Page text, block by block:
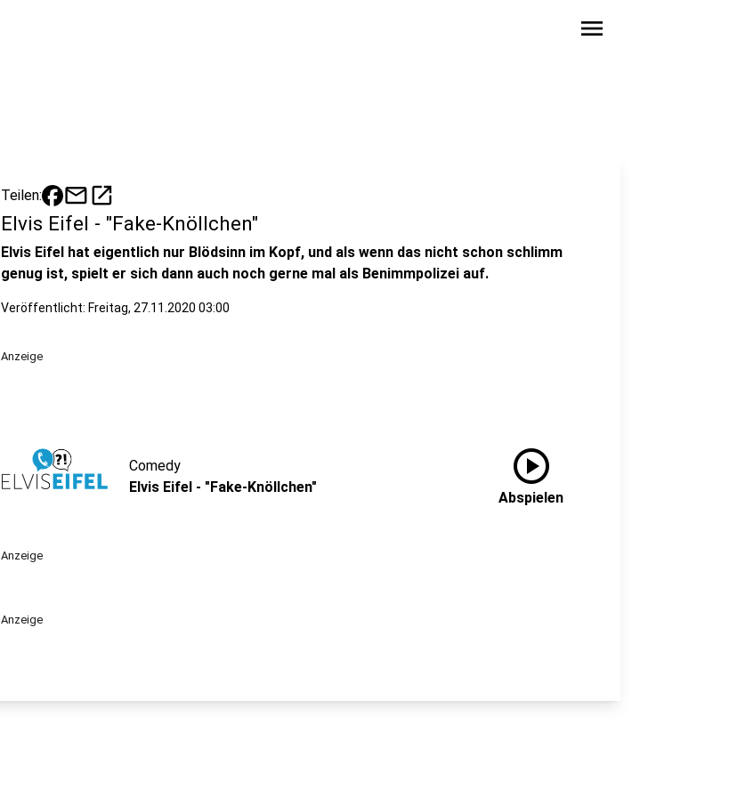
menu
Teilen: mailopen_in_new
Elvis Eifel - "Fake-Knöllchen"
Elvis Eifel hat eigentlich nur Blödsinn im Kopf, und als wenn das nicht schon schlimm
genug ist, spielt er sich dann auch noch gerne mal als Benimmpolizei auf.
Veröffentlicht: Freitag, 27.11.2020 03:00
Anzeige
Comedy
Elvis Eifel - "Fake-Knöllchen"
play_circle
Abspielen
Anzeige
Anzeige